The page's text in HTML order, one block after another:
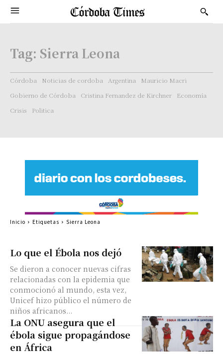
Tag: Sierra Leona
Córdoba Noticias de cordoba Argentina
Mauricio Macri
Gobierno de Córdoba
Cristina Fernandez de Kirchner
Economía
Crisis
Politica
Lo que el Ébola nos dejó
Se dieron a conocer nuevas cifras
relacionadas con la epidemia que
conmocionó al mundo, esta vez,
Unicef hizo público el número de
niños africanos...
La ONU asegura que el
ébola sigue propagándose
en África
Inicio Etiquetas Sierra Leona